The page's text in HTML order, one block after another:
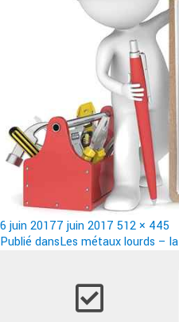
Publié
le
6 juin 20177 juin 2017 Taille
réelle
512 × 445
Navigation
Publié dansLes métaux lourds –